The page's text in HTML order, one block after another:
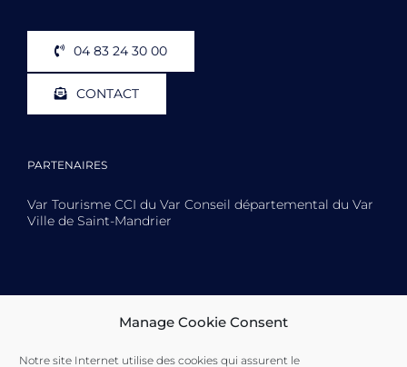
Manage Cookie Consent
Notre site Internet utilise des cookies qui assurent le
04 83 24 30 00
CONTACT
PARTENAIRES
Var Tourisme CCI du Var Conseil départemental du Var
Ville de Saint-Mandrier
Toulon Provence Méditerranée Ville de Toulon Ville de
La Seyne-sur-Mer Ville de Saint-Mandrier